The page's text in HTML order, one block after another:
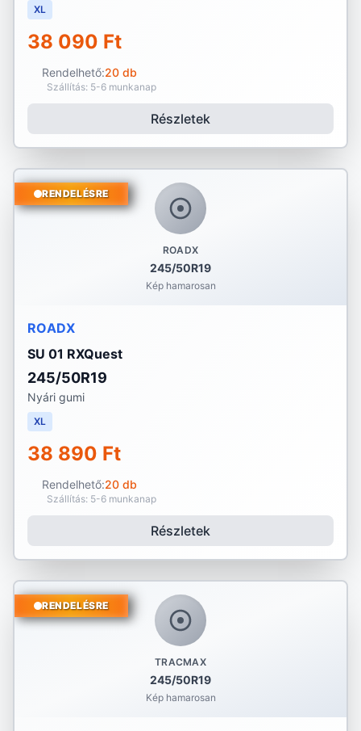
XL
38 090 Ft
Rendelhető:20 db
Szállítás: 5-6 munkanap
Részletek
ROADX
245/50R19
Kép hamarosan
RENDELÉSRE
ROADX
SU 01 RXQuest
245/50R19
Nyári gumi
XL
38 890 Ft
Rendelhető:20 db
Szállítás: 5-6 munkanap
Részletek
TRACMAX
245/50R19
Kép hamarosan
RENDELÉSRE